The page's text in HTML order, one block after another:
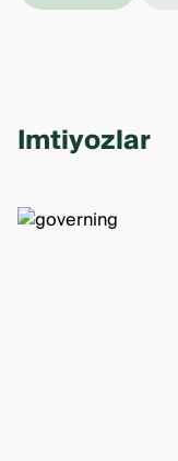
Imtiyozlar